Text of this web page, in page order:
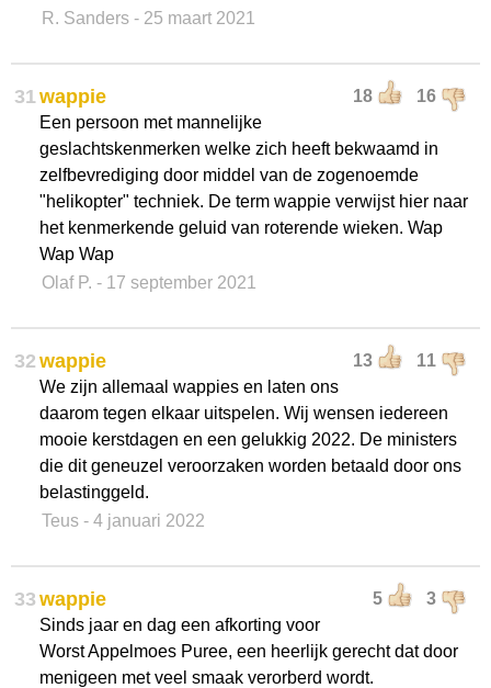
R. Sanders - 25 maart 2021
31 18 16
wappie
Een persoon met mannelijke
geslachtskenmerken welke zich heeft bekwaamd in
zelfbevrediging door middel van de zogenoemde
"helikopter" techniek. De term wappie verwijst hier naar
het kenmerkende geluid van roterende wieken. Wap
Wap Wap
Olaf P. - 17 september 2021
32 13 11
wappie
We zijn allemaal wappies en laten ons
daarom tegen elkaar uitspelen. Wij wensen iedereen
mooie kerstdagen en een gelukkig 2022. De ministers
die dit geneuzel veroorzaken worden betaald door ons
belastinggeld.
Teus - 4 januari 2022
33 5 3
wappie
Sinds jaar en dag een afkorting voor
Worst Appelmoes Puree, een heerlijk gerecht dat door
menigeen met veel smaak verorberd wordt.